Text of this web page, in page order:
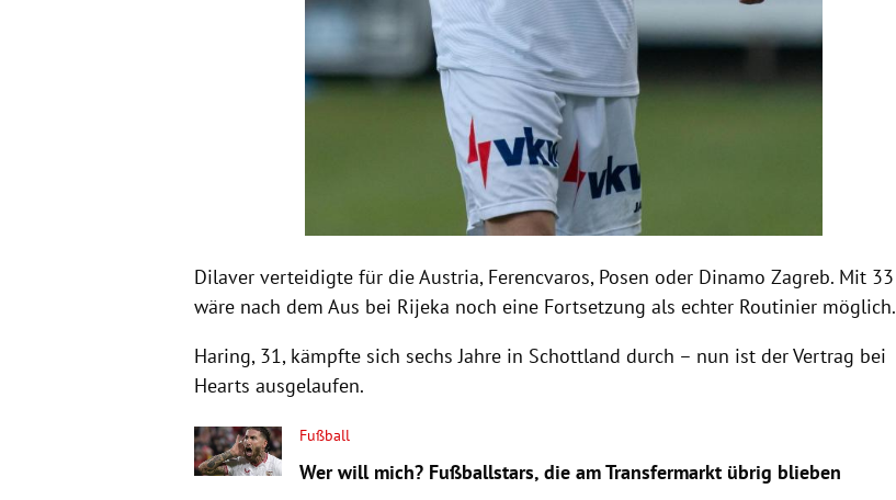
Dilaver verteidigte für die Austria, Ferencvaros, Posen oder Dinamo Zagreb. Mit 33
wäre nach dem Aus bei Rijeka noch eine Fortsetzung als echter Routinier möglich.
Haring, 31, kämpfte sich sechs Jahre in Schottland durch – nun ist der Vertrag bei
Hearts ausgelaufen.
Fußball
Wer will mich? Fußballstars, die am Transfermarkt übrig blieben